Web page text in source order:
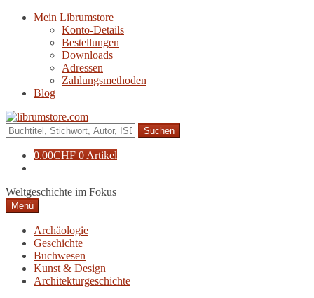
Navigation
Zum
Mein Librumstore
Konto-Details
Bestellungen
Downloads
Adressen
Zahlungsmethoden
Blog
Suche
nach:
0.00CHF 0 Artikel
Weltgeschichte im Fokus
Menü
Archäologie
Geschichte
Buchwesen
Kunst & Design
Architekturgeschichte